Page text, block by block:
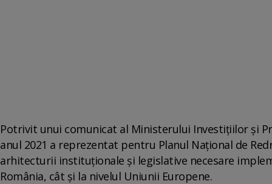
Potrivit unui comunicat al Ministerului Investiţiilor şi
anul 2021 a reprezentat pentru Planul Naţional de
arhitecturii instituţionale şi legislative necesare
România, cât şi la nivelul Uniunii Europene.